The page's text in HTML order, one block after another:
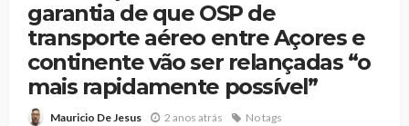
garantia de que OSP de
transporte aéreo entre Açores e
continente vão ser relançadas “o
mais rapidamente possível”
Mauricio De Jesus 2 anos atrás No tags